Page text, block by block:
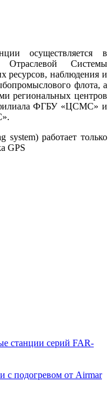
осуществляется в
Отраслевой Системы
ресурсов, наблюдения и
флота, а
региональных центров
ФГБУ «ЦСМС» и
работает только
GPS
станции серий FAR-
c подогревом от Airmar